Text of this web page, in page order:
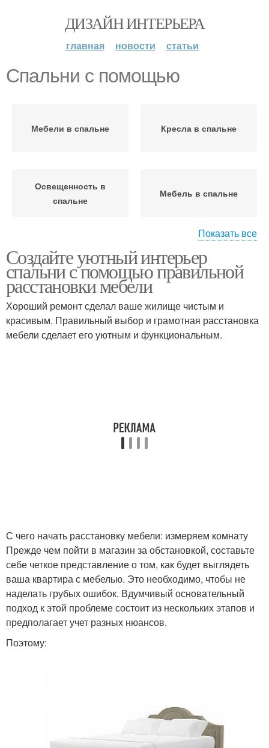
ДИЗАЙН ИНТЕРЬЕРА
главная новости статьи
Спальни с помощью
Мебели в спальне Кресла в спальне
Освещенность в
спальне
Мебель в спальне
Кресло в спальне Мебели для спальни
Показать все
Создайте уютный интерьер
спальни с помощью правильной
расстановки мебели
Хороший ремонт сделал ваше жилище чистым и
красивым. Правильный выбор и грамотная расстановка
мебели сделает его уютным и функциональным.
С чего начать расстановку мебели: измеряем комнату
Прежде чем пойти в магазин за обстановкой, составьте
себе четкое представление о том, как будет выглядеть
ваша квартира с мебелью. Это необходимо, чтобы не
наделать грубых ошибок. Вдумчивый основательный
подход к этой проблеме состоит из нескольких этапов и
предполагает учет разных нюансов.
Поэтому: